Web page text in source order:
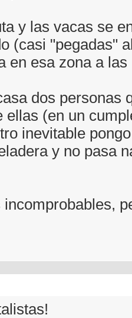
y las vacas se
(casi "pegadas"
en esa zona a
dos personas
ellas (en un
inevitable
y no pasa